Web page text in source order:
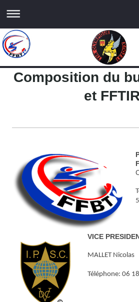
Composition du
et FFTIR
VICE
MALLET Nicolas
Téléphone: 06